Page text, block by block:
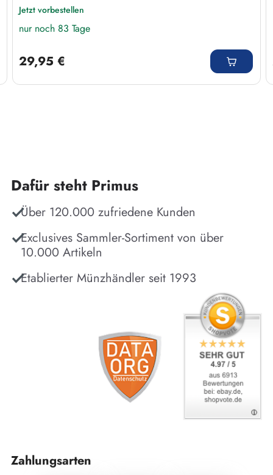
Jetzt vorbestellen
nur noch 83 Tage
29,95 €
Dafür steht Primus
Über 120.000 zufriedene Kunden
Exclusives Sammler-Sortiment von über
10.000 Artikeln
Etablierter Münzhändler seit 1993
Zahlungsarten